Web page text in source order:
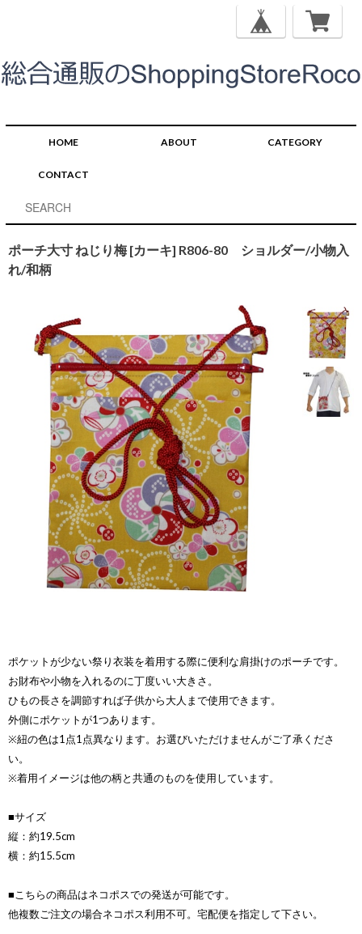
HOME ABOUT CATEGORY
CONTACT
ポーチ大寸 ねじり梅 [カーキ] R806-80 ショルダー/小物入
れ/和柄
ポケットが少ない祭り衣装を着用する際に便利な肩掛けのポーチです。
お財布や小物を入れるのに丁度いい大きさ。
ひもの長さを調節すれば子供から大人まで使用できます。
外側にポケットが1つあります。
※紐の色は1点1点異なります。お選びいただけませんがご了承くださ
い。
※着用イメージは他の柄と共通のものを使用しています。
■サイズ
縦：約19.5cm
横：約15.5cm
■こちらの商品はネコポスでの発送が可能です。
他複数ご注文の場合ネコポス利用不可。宅配便を指定して下さい。